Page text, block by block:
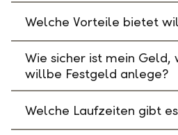
Welche Vorteile bietet
Wie sicher ist mein Geld,
willbe Festgeld anlege?
Welche Laufzeiten gibt